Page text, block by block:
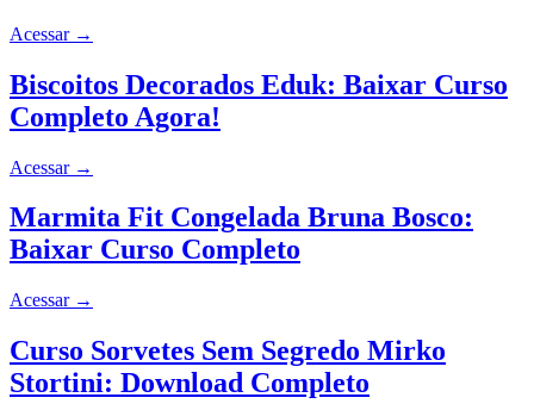
Acessar →
Biscoitos Decorados Eduk: Baixar Curso
Completo Agora!
Acessar →
Marmita Fit Congelada Bruna Bosco:
Baixar Curso Completo
Acessar →
Curso Sorvetes Sem Segredo Mirko
Stortini: Download Completo